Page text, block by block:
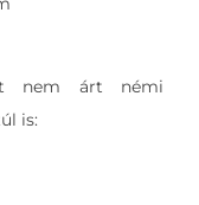
nem árt némi
is: